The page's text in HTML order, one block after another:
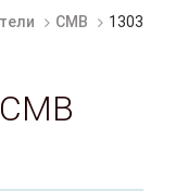
CMB 1303